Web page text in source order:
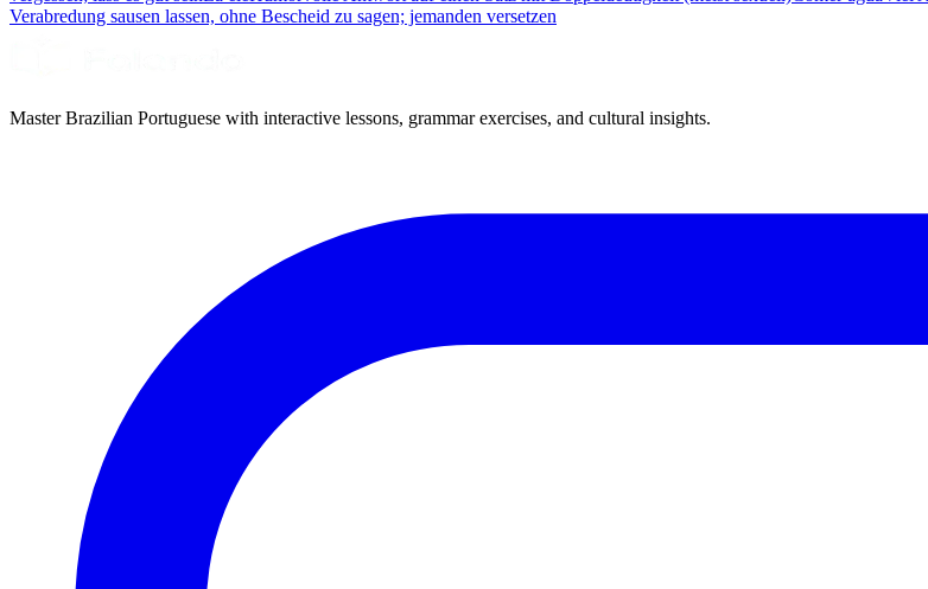
Verabredung sausen lassen, ohne Bescheid zu sagen; jemanden versetzen
Master Brazilian Portuguese with interactive lessons, grammar exercises, and cultural insights.